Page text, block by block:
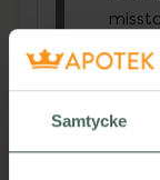
Samtycke
Nicotinell
eller trappa